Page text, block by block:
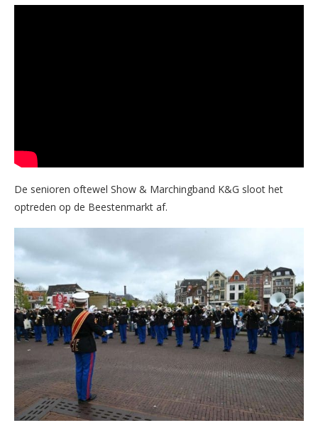
De senioren oftewel Show & Marchingband K&G sloot het
optreden op de Beestenmarkt af.